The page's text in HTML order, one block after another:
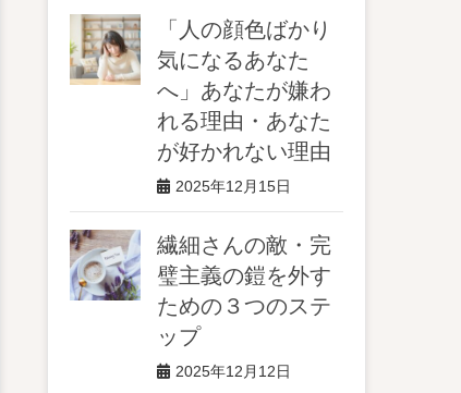
「人の顔色ばかり
気になるあなた
へ」あなたが嫌わ
れる理由・あなた
が好かれない理由
2025年12月15日
繊細さんの敵・完
璧主義の鎧を外す
ための３つのステ
ップ
2025年12月12日